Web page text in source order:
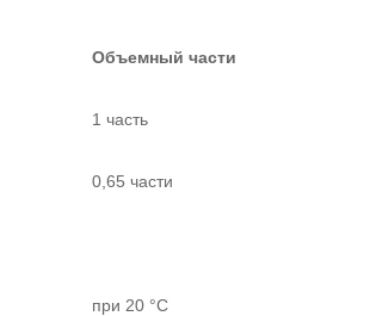
Объемный части
1 часть
0,65 части
при 20 °С